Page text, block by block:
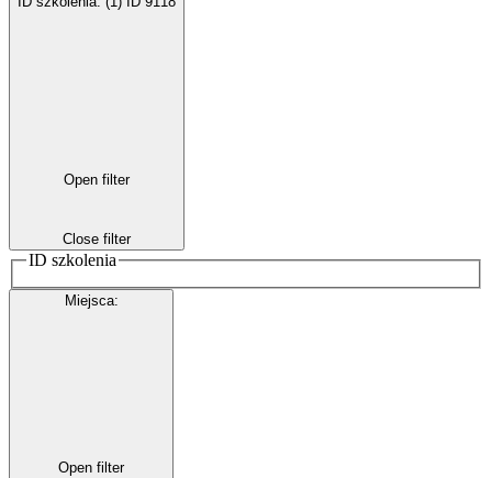
Open filter
Close filter
ID szkolenia
Miejsca:
Open filter